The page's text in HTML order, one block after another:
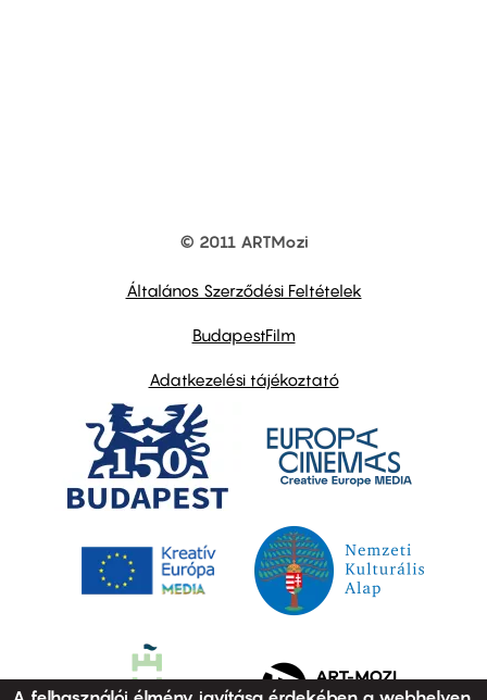
© 2011 ARTMozi
Általános Szerződési Feltételek
BudapestFilm
Adatkezelési tájékoztató